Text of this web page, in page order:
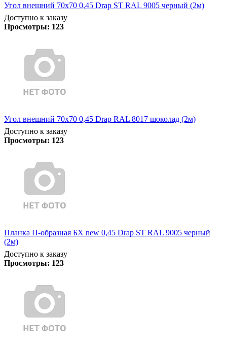
Угол внешний 70х70 0,45 Drap ST RAL 9005 черный (2м)
Доступно к заказу
Просмотры: 123
Угол внешний 70х70 0,45 Drap RAL 8017 шоколад (2м)
Доступно к заказу
Просмотры: 123
Планка П-образная БХ new 0,45 Drap ST RAL 9005 черный
(2м)
Доступно к заказу
Просмотры: 123